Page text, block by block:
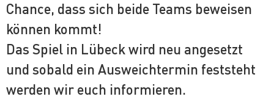
Chance, dass sich beide Teams beweisen
können kommt!
Das Spiel in Lübeck wird neu angesetzt
und sobald ein Ausweichtermin feststeht
werden wir euch informieren.